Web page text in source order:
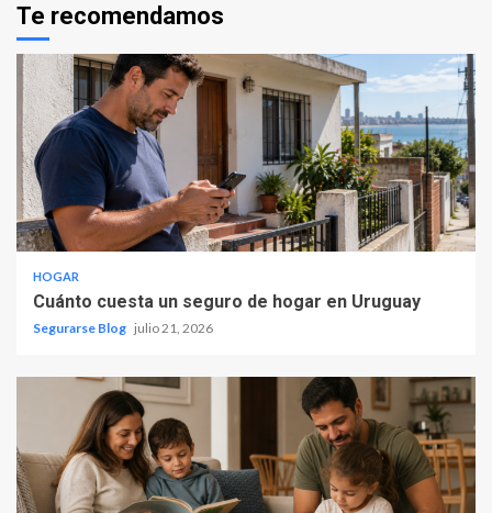
Te recomendamos
HOGAR
Cuánto cuesta un seguro de hogar en Uruguay
Segurarse Blog julio 21, 2026